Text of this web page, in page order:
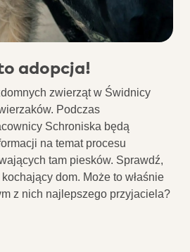
adopcja!
zwierząt w Świdnicy
Podczas
Schroniska będą
na temat procesu
tam piesków. Sprawdź,
dom. Może to właśnie
z nich najlepszego przyjaciela?